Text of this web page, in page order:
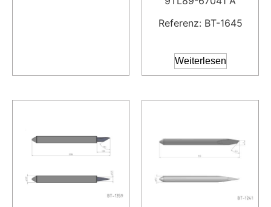
Referenz: BT-1645
Weiterlesen